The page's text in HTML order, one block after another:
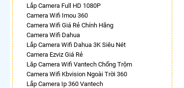
Lắp Camera Full HD 1080P
Camera Wifi Imou 360
Camera Wifi Giá Rẻ Chính Hãng
Camera Wifi Dahua
Lắp Camera Wifi Dahua 3K Siêu Nét
Camera Ezviz Giá Rẻ
Lăp Camera Wifi Vantech Chống Trộm
Camera Wifi Kbvision Ngoài Trời 360
Lắp Camera Ip 360 Vantech